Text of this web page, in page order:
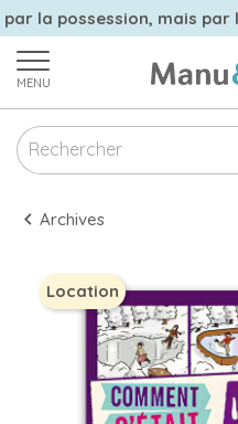
la possession, mais par
MENU
Archives
Location